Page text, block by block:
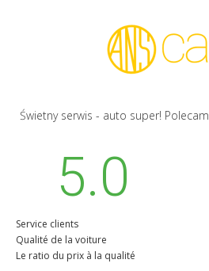
Świetny serwis - auto super! Polecam
5.0
Service clients
Qualité de la voiture
Le ratio du prix à la qualité